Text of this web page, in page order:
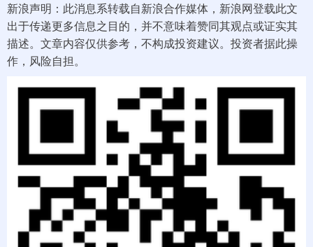
新浪声明：此消息系转载自新浪合作媒体，新浪网登载此文
出于传递更多信息之目的，并不意味着赞同其观点或证实其
描述。文章内容仅供参考，不构成投资建议。投资者据此操
作，风险自担。